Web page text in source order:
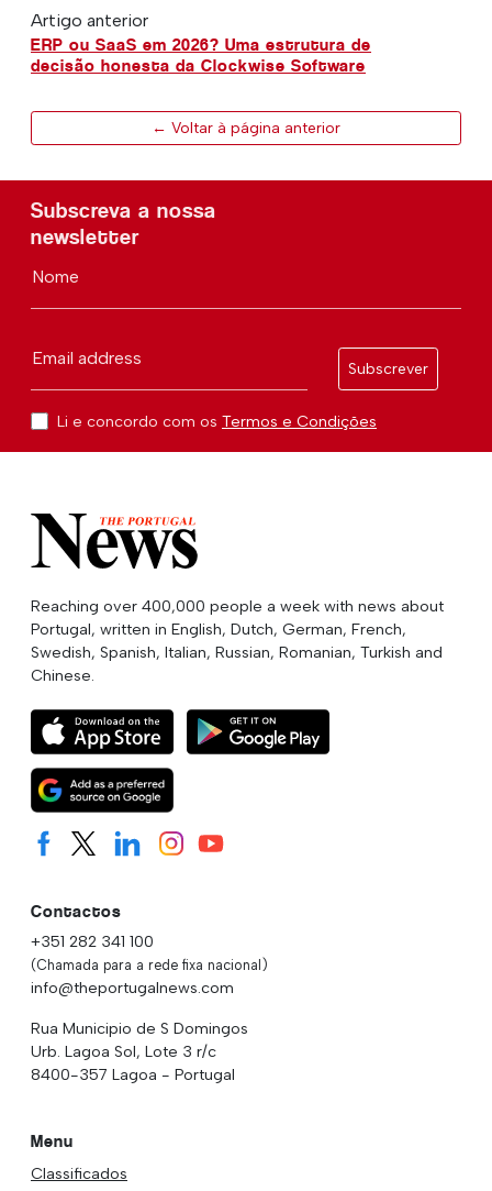
Artigo anterior
ERP ou SaaS em 2026? Uma estrutura de
decisão honesta da Clockwise Software
← Voltar à página anterior
Subscreva a nossa
newsletter
Nome
Email address
Subscrever
Li e concordo com os Termos e Condições
Reaching over 400,000 people a week with news about
Portugal, written in English, Dutch, German, French,
Swedish, Spanish, Italian, Russian, Romanian, Turkish and
Chinese.
Contactos
+351 282 341 100
(Chamada para a rede fixa nacional)
info@theportugalnews.com
Rua Municipio de S Domingos
Urb. Lagoa Sol, Lote 3 r/c
8400-357 Lagoa - Portugal
Menu
Classificados